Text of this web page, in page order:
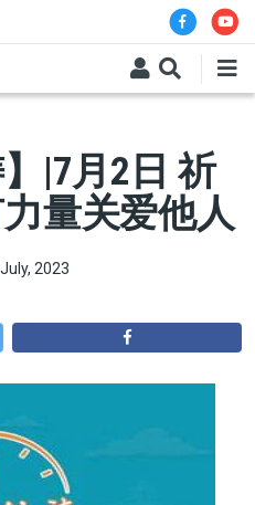
|7月2日 祈
量关爱他人
2023